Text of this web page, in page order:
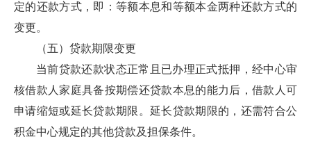
定的还款方式，即：等额本息和等额本金两种还款方式的
变更。
（五）贷款期限变更
当前贷款还款状态正常且已办理正式抵押，经中心审
核借款人家庭具备按期偿还贷款本息的能力后，借款人可
申请缩短或延长贷款期限。延长贷款期限的，还需符合公
积金中心规定的其他贷款及担保条件。